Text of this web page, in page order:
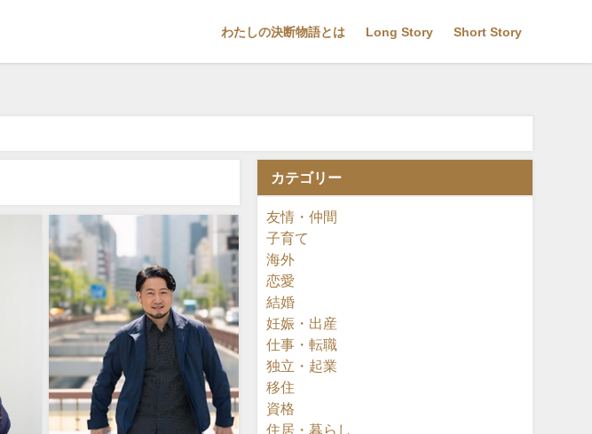
わたしの決断物語とは Long Story Short Story
カテゴリー
友情・仲間
子育て
海外
恋愛
結婚
妊娠・出産
仕事・転職
独立・起業
移住
資格
住居・暮らし